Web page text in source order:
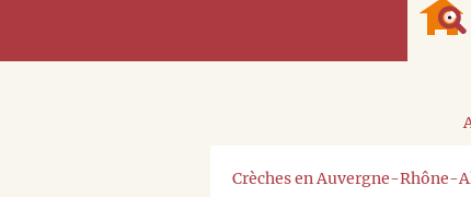
Crèches en Auvergne-Rhône-